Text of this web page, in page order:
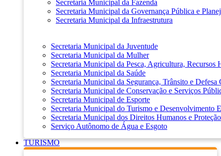
Secretaria Municipal da Fazenda
Secretaria Municipal da Governança Pública e
Secretaria Municipal da Infraestrutura
Secretaria Municipal da Juventude
Secretaria Municipal da Mulher
Secretaria Municipal da Pesca, Agricultura, Recursos
Secretaria Municipal da Saúde
Secretaria Municipal da Segurança, Trânsito e Defesa
Secretaria Municipal de Conservação e Serviços
Secretaria Municipal de Esporte
Secretaria Municipal do Turismo e Desenvolvimento
Secretaria Municipal dos Direitos Humanos e
Serviço Autônomo de Água e Esgoto
TURISMO